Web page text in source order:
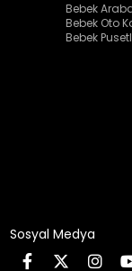
Bebek
Bebek Oto
Bebek
Sosyal Medya